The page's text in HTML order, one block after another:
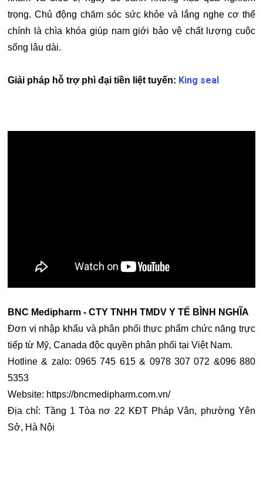
trọng. Chủ động chăm sóc sức khỏe và lắng nghe cơ thể
chính là chìa khóa giúp nam giới bảo vệ chất lượng cuộc
sống lâu dài.
Giải pháp hỗ trợ phì đại tiền liệt tuyến: King seal
BNC Medipharm - CTY TNHH TMDV Y TẾ BÌNH NGHĨA
Đơn vị nhập khẩu và phân phối thực phẩm chức năng trực
tiếp từ Mỹ, Canada độc quyền phân phối tại Việt Nam.
Hotline & zalo: 0965 745 615 & 0978 307 072 &096 880
5353
Website: https://bncmedipharm.com.vn/
Địa chỉ: Tầng 1 Tòa nơ 22 KĐT Pháp Vân, phường Yên
Sở, Hà Nội